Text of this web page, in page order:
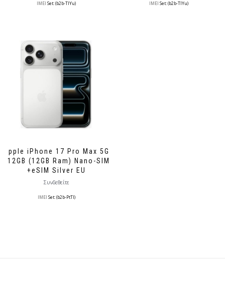
IMEI Set: (b2b-TlYu) IMEI Set: (b2b-TlYu)
Apple iPhone 17 Pro Max 5G
512GB (12GB Ram) Nano-SIM
+eSIM Silver EU
Συνδεθείτε
IMEI Set: (b2b-PtTl)